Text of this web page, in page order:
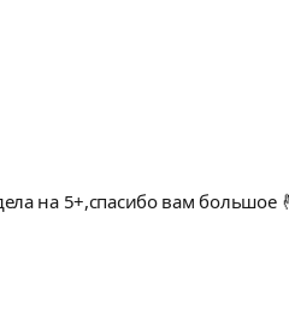
на 5+,спасибо вам большое